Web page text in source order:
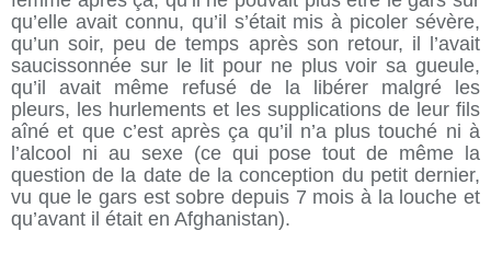
qu’elle avait connu, qu’il s’était mis à picoler sévère,
qu’un soir, peu de temps après son retour, il l’avait
saucissonnée sur le lit pour ne plus voir sa gueule,
qu’il avait même refusé de la libérer malgré les
pleurs, les hurlements et les supplications de leur fils
aîné et que c’est après ça qu’il n’a plus touché ni à
l’alcool ni au sexe (ce qui pose tout de même la
question de la date de la conception du petit dernier,
vu que le gars est sobre depuis 7 mois à la louche et
qu’avant il était en Afghanistan).